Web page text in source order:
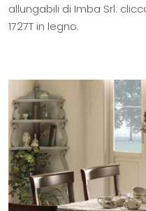
allungabili di Imba Srl:
1727T in legno.